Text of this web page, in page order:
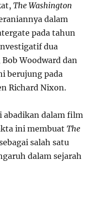
The Washington
dalam
pada tahun
dua
Woodward dan
berujung pada
Richard Nixon.
abadikan dalam film
ini membuatThe
salah satu
dalam sejarah